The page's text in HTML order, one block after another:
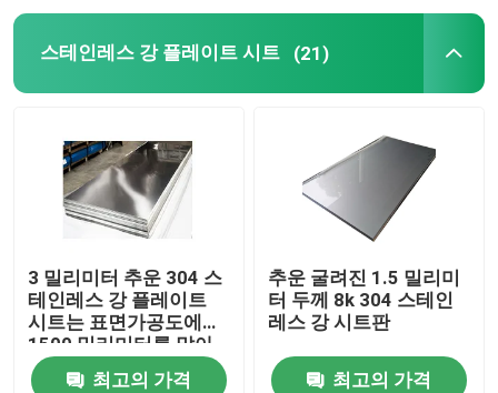
스테인레스 강 플레이트 시트 (21)
3 밀리미터 추운 304 스
테인레스 강 플레이트
시트는 표면가공도에게
1500 밀리미터를 말아
주었습니다
최고의 가격
추운 굴려진 1.5 밀리미
터 두께 8k 304 스테인
레스 강 시트판
최고의 가격